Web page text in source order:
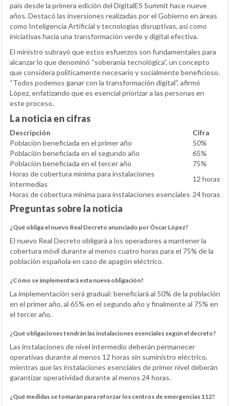
país desde la primera edición del DigitalES Summit hace nueve
años. Destacó las inversiones realizadas por el Gobierno en áreas
como Inteligencia Artificial y tecnologías disruptivas, así como
iniciativas hacia una transformación verde y digital efectiva.
El ministro subrayó que estos esfuerzos son fundamentales para
alcanzar lo que denominó “soberanía tecnológica”, un concepto
que considera políticamente necesario y socialmente beneficioso.
“Todos podemos ganar con la transformación digital”, afirmó
López, enfatizando que es esencial priorizar a las personas en
este proceso.
La noticia en cifras
Descripción
Cifra
Población beneficiada en el primer año
50%
Población beneficiada en el segundo año
65%
Población beneficiada en el tercer año
75%
Horas de cobertura mínima para instalaciones
intermedias
12 horas
Horas de cobertura mínima para instalaciones esenciales 24 horas
Preguntas sobre la noticia
¿Qué obliga el nuevo Real Decreto anunciado por Óscar López?
El nuevo Real Decreto obligará a los operadores a mantener la
cobertura móvil durante al menos cuatro horas para el 75% de la
población española en caso de apagón eléctrico.
¿Cómo se implementará esta nueva obligación?
La implementación será gradual: beneficiará al 50% de la población
en el primer año, al 65% en el segundo año y finalmente al 75% en
el tercer año.
¿Qué obligaciones tendrán las instalaciones esenciales según el decreto?
Las instalaciones de nivel intermedio deberán permanecer
operativas durante al menos 12 horas sin suministro eléctrico,
mientras que las instalaciones esenciales de primer nivel deberán
garantizar operatividad durante al menos 24 horas.
¿Qué medidas se tomarán para reforzar los centros de emergencias 112?